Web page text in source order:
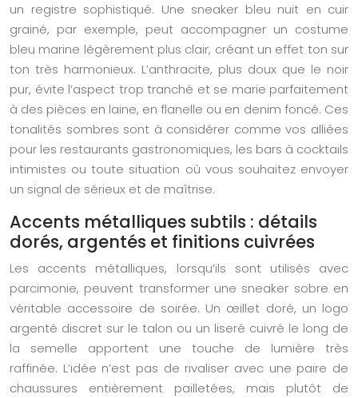
un registre sophistiqué. Une sneaker bleu nuit en cuir
grainé, par exemple, peut accompagner un costume
bleu marine légèrement plus clair, créant un effet ton sur
ton très harmonieux. L’anthracite, plus doux que le noir
pur, évite l’aspect trop tranché et se marie parfaitement
à des pièces en laine, en flanelle ou en denim foncé. Ces
tonalités sombres sont à considérer comme vos alliées
pour les restaurants gastronomiques, les bars à cocktails
intimistes ou toute situation où vous souhaitez envoyer
un signal de sérieux et de maîtrise.
Accents métalliques subtils : détails
dorés, argentés et finitions cuivrées
Les accents métalliques, lorsqu’ils sont utilisés avec
parcimonie, peuvent transformer une sneaker sobre en
véritable accessoire de soirée. Un œillet doré, un logo
argenté discret sur le talon ou un liseré cuivré le long de
la semelle apportent une touche de lumière très
raffinée. L’idée n’est pas de rivaliser avec une paire de
chaussures entièrement pailletées, mais plutôt de